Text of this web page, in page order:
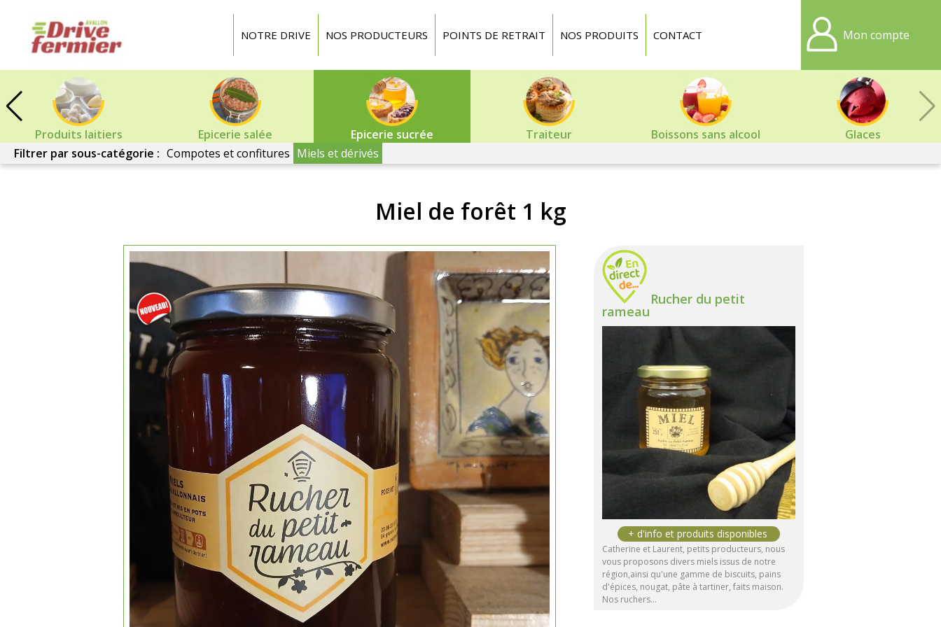
NOTRE DRIVE NOS PRODUCTEURS POINTS DE RETRAIT NOS PRODUITS CONTACT Mon compte
Produits laitiers Epicerie salée Epicerie sucrée Traiteur Boissons sans alcool
Glaces
Filtrer par sous-catégorie : Compotes et confitures Miels et dérivés
Miel de forêt 1 kg
Rucher du petit
rameau
Catherine et Laurent, petits producteurs, nous
vous proposons divers miels issus de notre
région,ainsi qu'une gamme de biscuits, pains
d'épices, nougat, pâte à tartiner, faits maison.
Nos ruchers…